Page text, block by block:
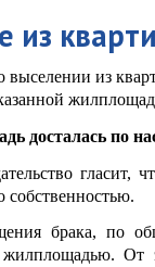
из
выселении из
досталась по
гласит,
собственностью.
брака, по
жилплощадью. От